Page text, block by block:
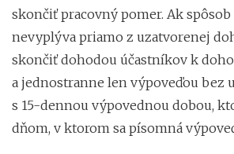
skončiť pracovný pomer. Ak
nevyplýva priamo z uzatvorenej
skončiť dohodou účastníkov k
a jednostranne len výpoveďou bez
s 15-dennou výpovednou dobou,
dňom, v ktorom sa písomná